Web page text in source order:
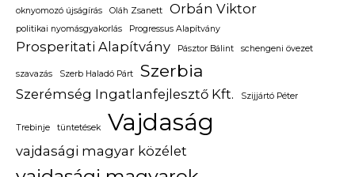
oknyomozó újságírás Oláh Zsanett Orbán Viktor
politikai nyomásgyakorlás Progressus Alapítvány
Prosperitati Alapítvány Pásztor Bálint schengeni övezet
szavazás Szerb Haladó Párt Szerbia
Szerémség Ingatlanfejlesztő Kft. Szijjártó Péter
Trebinje tüntetések Vajdaság
vajdasági magyar közélet